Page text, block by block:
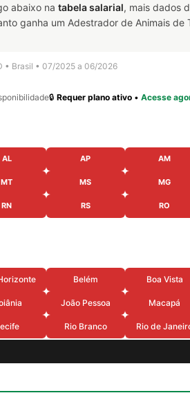
abaixo na tabela salarial, mais dados
ganha um Adestrador de Animais
• Brasil • 07/2025 a 06/2026
🔒 Requer plano ativo • Acesse
AL AP AM
MT MS MG
RN RS RO
Belém Boa Vista
João Pessoa Macapá
Rio Branco Rio de